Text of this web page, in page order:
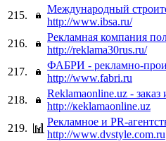
215.
Международный
http://www.ibsa.ru/
216.
Рекламная компания
http://reklama30rus.ru/
217.
ФАБРИ - рекламно-
http://www.fabri.ru
218.
Reklamaonline.uz -
http://кeklamaonline.uz
219.
Рекламное и PR-
http://www.dvstyle.com.ru